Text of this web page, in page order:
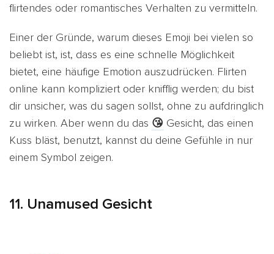
flirtendes oder romantisches Verhalten zu vermitteln.
Einer der Gründe, warum dieses Emoji bei vielen so
beliebt ist, ist, dass es eine schnelle Möglichkeit
bietet, eine häufige Emotion auszudrücken. Flirten
online kann kompliziert oder knifflig werden; du bist
dir unsicher, was du sagen sollst, ohne zu aufdringlich
zu wirken. Aber wenn du das 😘 Gesicht, das einen
Kuss bläst, benutzt, kannst du deine Gefühle in nur
einem Symbol zeigen.
11. Unamused Gesicht